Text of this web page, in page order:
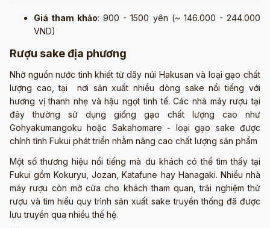
Giá tham khảo: 900 - 1500 yên (~ 146.000 - 244.000
VND)
Rượu sake địa phương
Nhờ nguồn nước tinh khiết từ dãy núi Hakusan và loại gạo chất
lượng cao, tại nơi sản xuất nhiều dòng sake nổi tiếng với
hương vị thanh nhẹ và hậu ngọt tinh tế. Các nhà máy rượu tại
đây thường sử dụng giống gạo chất lượng cao như
Gohyakumangoku hoặc Sakahomare - loại gạo sake được
chính tỉnh Fukui phát triển nhằm nâng cao chất lượng sản phẩm
Một số thương hiệu nổi tiếng mà du khách có thể tìm thấy tại
Fukui gồm Kokuryu, Jozan, Katafune hay Hanagaki. Nhiều nhà
máy rượu còn mở cửa cho khách tham quan, trải nghiệm thử
rượu và tìm hiểu quy trình sản xuất sake truyền thống đã được
lưu truyền qua nhiều thế hệ.